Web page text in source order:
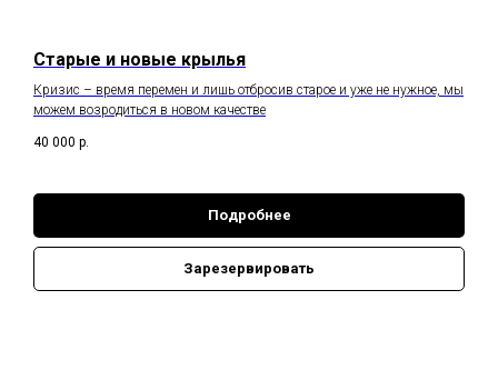
Старые и новые крылья
Кризис – время перемен и лишь отбросив старое и уже не нужное, мы
можем возродиться в новом качестве
40 000 р.
Подробнее
Зарезервировать